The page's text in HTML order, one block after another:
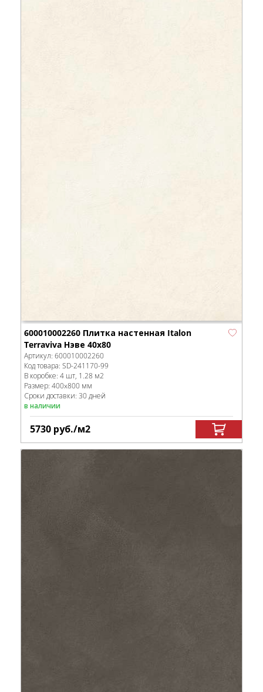
600010002260 Плитка настенная Italon
Terraviva Нэве 40x80
Артикул: 600010002260
Код товара: SD-241170-99
В коробке: 4 шт, 1.28 м2
Размер: 400x800 мм
Сроки доставки: 30 дней
в наличии
5730 руб./м2